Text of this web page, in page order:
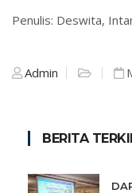
Penulis: Deswita,
Admin
BERITA